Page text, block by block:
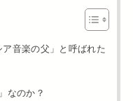
音楽の父」と呼ばれた
なのか？